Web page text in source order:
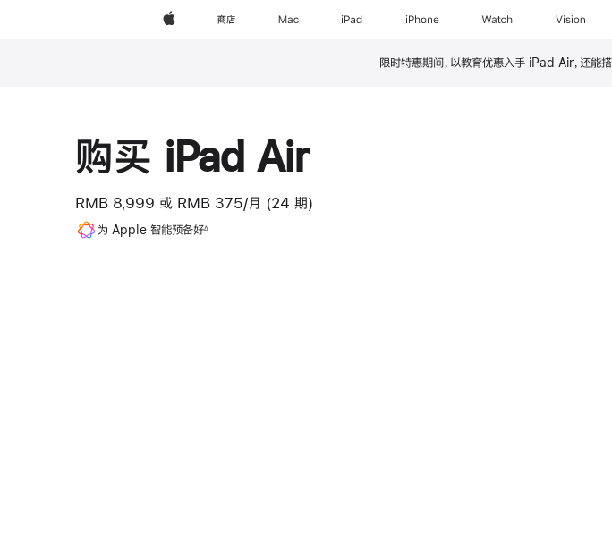
Apple 商店 Mac iPad iPhone Watch Vision
限时特惠期间，以教育优惠入手 iPad Air，还能
购买 iPad Air
RMB 8,999 或 RMB 375/月 (24 期)
为 Apple 智能预备好∆